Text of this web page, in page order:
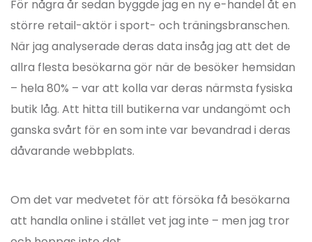
För några år sedan byggde jag en ny e-handel åt en
större retail-aktör i sport- och träningsbranschen.
När jag analyserade deras data insåg jag att det de
allra flesta besökarna gör när de besöker hemsidan
– hela 80% – var att kolla var deras närmsta fysiska
butik låg. Att hitta till butikerna var undangömt och
ganska svårt för en som inte var bevandrad i deras
dåvarande webbplats.
Om det var medvetet för att försöka få besökarna
att handla online i stället vet jag inte – men jag tror